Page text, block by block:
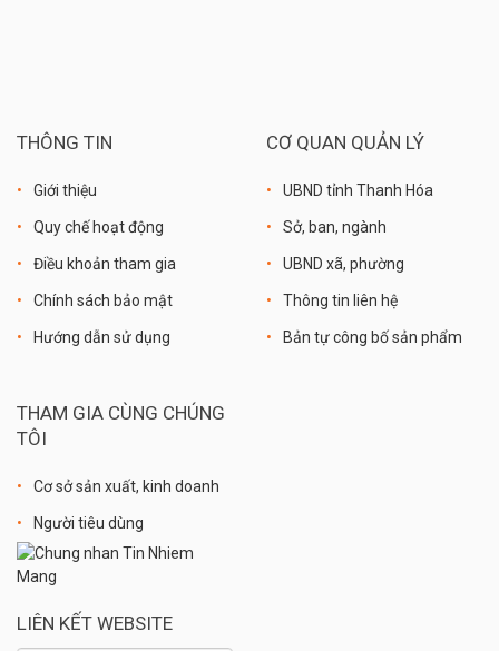
THÔNG TIN
Giới thiệu
Quy chế hoạt động
Điều khoản tham gia
Chính sách bảo mật
Hướng dẫn sử dụng
CƠ QUAN QUẢN LÝ
UBND tỉnh Thanh Hóa
Sở, ban, ngành
UBND xã, phường
Thông tin liên hệ
Bản tự công bố sản phẩm
THAM GIA CÙNG CHÚNG
TÔI
Cơ sở sản xuất, kinh doanh
Người tiêu dùng
LIÊN KẾT WEBSITE